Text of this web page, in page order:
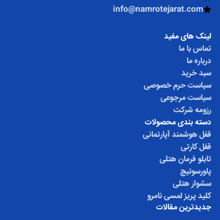
info@namrotejarat.com
لینک های مفید
تماس با ما
درباره ما
سبد خرید
سیاست حرم خصوصی
سیاست مرجوعی
رزومه شرکت
دسته بندی محصولات
قفل هوشمند آپارتمانی
قفل کارتی
تابلو فرمان هتلی
پاورسوئیچ
سشوار هتلی
کلید پریز لمسی نامرو
جدیدترین مقالات